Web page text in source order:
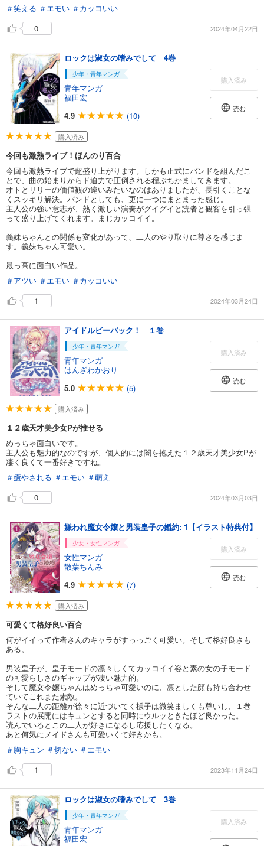
＃笑える ＃エモい ＃カッコいい
0
2024年04月22日
ロックは淑女の嗜みでして 4巻
少年・青年マンガ
青年マンガ
福田宏
4.9
(10)
購入済み
読む
購入済み
今回も激熱ライブ！ほんのり百合
今回も激熱ライブで超盛り上がります。しかも正式にバンドを組んだこ
とで、曲の始まりからド迫力で圧倒される程ぶちかましてきます。
オトとリリーの価値観の違いみたいなのはありましたが、長引くことな
くスッキリ解決。バンドとしても、更に一つにまとまった感じ。
主人公の強い意志が、熱く激しい演奏がグイグイと読者と観客を引っ張
って盛り上げてくれます。まじカッコイイ。
義妹ちゃんとの関係も変化があって、二人のやり取りに尊さを感じま
す。義妹ちゃん可愛い。
最っ高に面白い作品。
＃アツい ＃エモい ＃カッコいい
1
2024年03月24日
アイドルビーバック！ １巻
少年・青年マンガ
青年マンガ
はんざわかおり
5.0
(5)
購入済み
読む
購入済み
１２歳天才美少女Pが推せる
めっちゃ面白いです。
主人公も魅力的なのですが、個人的には闇を抱えた１２歳天才美少女Pが
凄く良くて一番好きですね。
＃癒やされる ＃エモい ＃萌え
0
2024年03月03日
嫌われ魔女令嬢と男装皇子の婚約: 1【イラスト特典付】
少女・女性マンガ
女性マンガ
散葉ちんみ
4.9
(7)
購入済み
読む
購入済み
可愛くて格好良い百合
何がイイって作者さんのキャラがすっっごく可愛い。そして格好良さも
ある。
男装皇子が、皇子モードの凛々しくてカッコイイ姿と素の女の子モード
の可愛らしさのギャップが凄い魅力的。
そして魔女令嬢ちゃんはめっちゃ可愛いのに、凛とした顔も持ち合わせ
ていてこれまた素敵。
そんな二人の距離が徐々に近づいてく様子は微笑ましくも尊いし、１巻
ラストの展開にはキュンとすると同時にウルッときたほど良かった。
読んでいるとこの二人が好きになるし応援したくなる。
あと何気にメイドさんも可愛いくて好きかも。
＃胸キュン ＃切ない ＃エモい
1
2023年11月24日
ロックは淑女の嗜みでして 3巻
少年・青年マンガ
青年マンガ
福田宏
購入済み